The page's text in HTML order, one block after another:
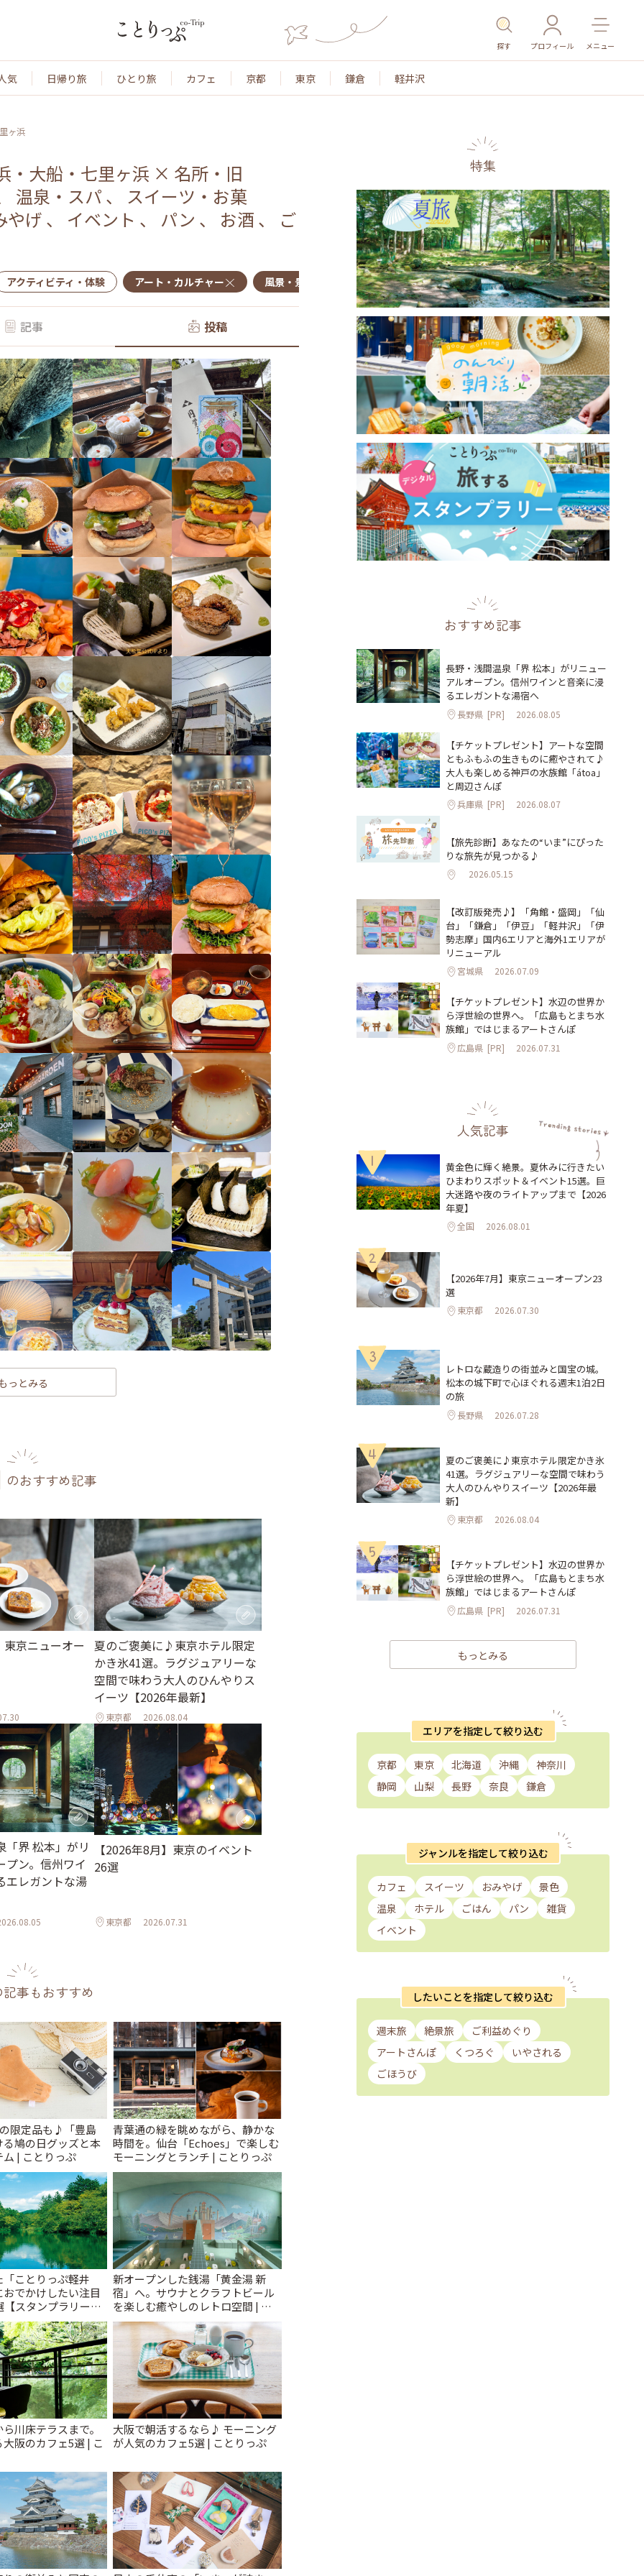
探す プロフィール メニュー
気 日帰り旅 ひとり旅 カフェ 京都 東京 鎌倉 軽井沢
ヶ浜
・大船・七里ヶ浜 × 名所・旧
温泉・スパ 、 スイーツ・お菓
やげ 、 イベント 、 パン 、 お酒 、 ご
アクティビティ・体験 アート・カルチャー 風景・景色 名所・旧跡 温泉・スパ その他施設
記事 投稿
っとみる
のおすすめ記事
京ニューオー
夏のご褒美に♪東京ホテル限定
かき氷41選。ラグジュアリーな
空間で味わう大人のひんやりス
イーツ【2026年最新】
東京都 2026.08.04
「界 松本」がリ
プン。信州ワイ
エレガントな湯
【2026年8月】東京のイベント
26選
東京都 2026.07.31
事もおすすめ
限定品も♪「豊島
鳩の日グッズと本
| ことりっぷ
青葉通の緑を眺めながら、静かな
時間を。仙台「Echoes」で楽しむ
モーニングとランチ | ことりっぷ
ことりっぷ軽井
でかけしたい注目
スタンプラリー開
っぷ
新オープンした銭湯「黄金湯 新
宿」へ。サウナとクラフトビール
を楽しむ癒やしのレトロ空間 | こ
とりっぷ
川床テラスまで。
阪のカフェ5選 | こ
大阪で朝活するなら♪ モーニング
が人気のカフェ5選 | ことりっぷ
特集
おすすめ記事
長野・浅間温泉「界 松本」がリニュー
アルオープン。信州ワインと音楽に浸
るエレガントな湯宿へ
長野県 [PR] 2026.08.05
【チケットプレゼント】アートな空間
ともふもふの生きものに癒やされて♪
大人も楽しめる神戸の水族館「átoa」
と周辺さんぽ
兵庫県 [PR] 2026.08.07
【旅先診断】あなたの“いま”にぴった
りな旅先が見つかる♪
2026.05.15
【改訂版発売♪】「角館・盛岡」「仙
台」「鎌倉」「伊豆」「軽井沢」「伊
勢志摩」国内6エリアと海外1エリアが
リニューアル
宮城県 2026.07.09
【チケットプレゼント】水辺の世界か
ら浮世絵の世界へ。「広島もとまち水
族館」ではじまるアートさんぽ
広島県 [PR] 2026.07.31
人気記事
1
黄金色に輝く絶景。夏休みに行きたい
ひまわりスポット＆イベント15選。巨
大迷路や夜のライトアップまで【2026
年夏】
全国 2026.08.01
2
【2026年7月】東京ニューオープン23
選
東京都 2026.07.30
3
レトロな蔵造りの街並みと国宝の城。
松本の城下町で心ほぐれる週末1泊2日
の旅
長野県 2026.07.28
4
夏のご褒美に♪東京ホテル限定かき氷
41選。ラグジュアリーな空間で味わう
大人のひんやりスイーツ【2026年最
新】
東京都 2026.08.04
5
【チケットプレゼント】水辺の世界か
ら浮世絵の世界へ。「広島もとまち水
族館」ではじまるアートさんぽ
広島県 [PR] 2026.07.31
もっとみる
エリアを指定して絞り込む
京都 東京 北海道 沖縄
神奈川
静岡
山梨 長野 奈良 鎌倉
ジャンルを指定して絞り込む
カフェ スイーツ おみやげ
景色
温泉
ホテル ごはん パン
雑貨
イベント
したいことを指定して絞り込む
週末旅 絶景旅
ご利益めぐり
アートさんぽ
くつろぐ
いやされる
ごほうび